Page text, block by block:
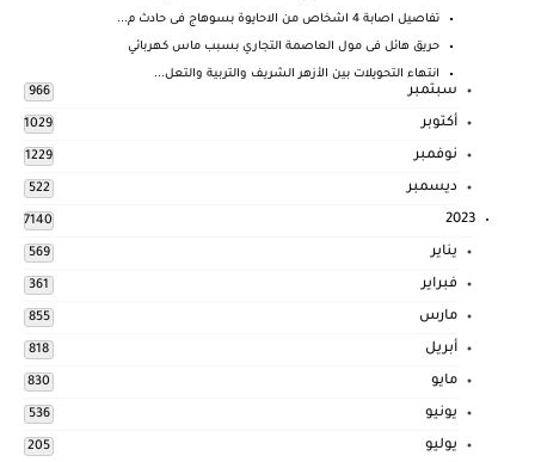
تفاصيل اصابة 4 اشخاص من الاحايوة بسوهاج فى حادث م...
حريق هائل فى مول العاصمة التجاري بسبب ماس كهربائي
انتهاء التحويلات بين الأزهر الشريف والتربية والتعل...
سبتمبر 966
أكتوبر 1029
نوفمبر 1229
ديسمبر 522
2023
7140
يناير 569
فبراير 361
مارس 855
أبريل 818
مايو 830
يونيو 536
يوليو 205